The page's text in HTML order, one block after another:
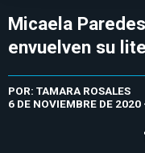
Micaela
envuelven su
POR: TAMARA ROSALES
6 DE NOVIEMBRE DE